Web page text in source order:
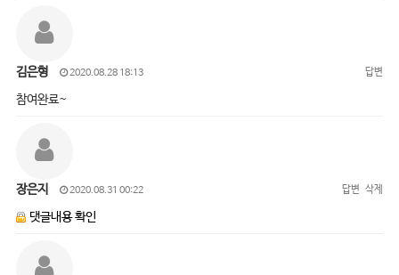
김은형 2020.08.28 18:13 답변
참여완료~
장은지 2020.08.31 00:22 답변 삭제
댓글내용 확인